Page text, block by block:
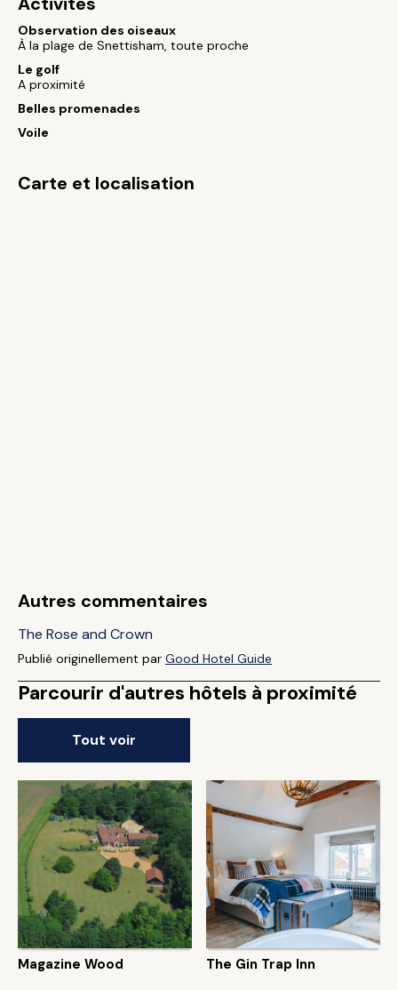
Observation des oiseaux
À la plage de Snettisham, toute proche
Le golf
A proximité
Belles promenades
Voile
Carte et localisation
Autres commentaires
The Rose and Crown
Publié originellement par Good Hotel Guide
Parcourir d'autres hôtels à proximité
Tout voir
Magazine Wood The Gin Trap Inn